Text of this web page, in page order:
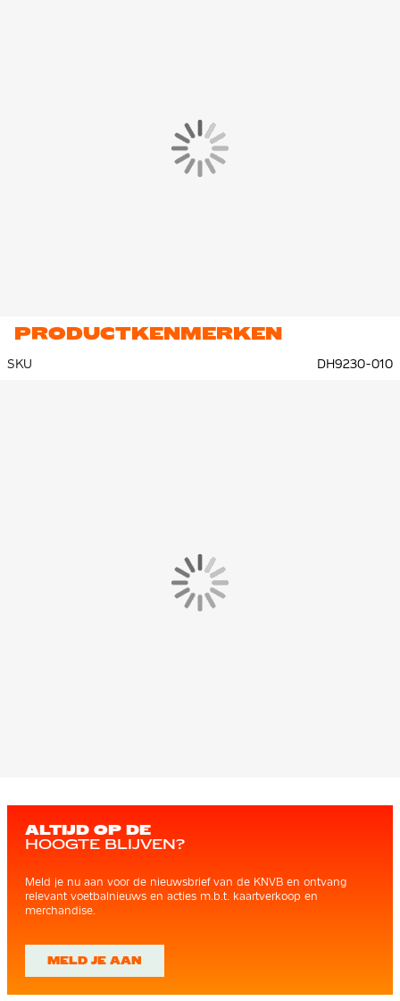
PRODUCTKENMERKEN
SKU DH9230-010
ALTIJD OP DE
HOOGTE BLIJVEN?
Meld je nu aan voor de nieuwsbrief van de KNVB en ontvang
relevant voetbalnieuws en acties m.b.t. kaartverkoop en
merchandise.
MELD JE AAN